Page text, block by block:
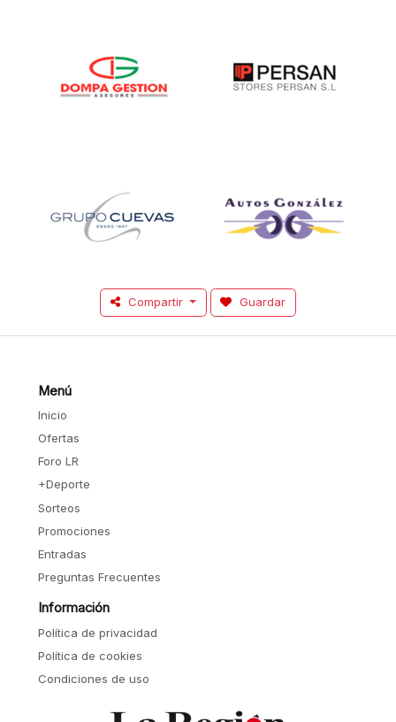
Compartir Guardar
Menú
Inicio
Ofertas
Foro LR
+Deporte
Sorteos
Promociones
Entradas
Preguntas Frecuentes
Información
Política de privacidad
Política de cookies
Condiciones de uso